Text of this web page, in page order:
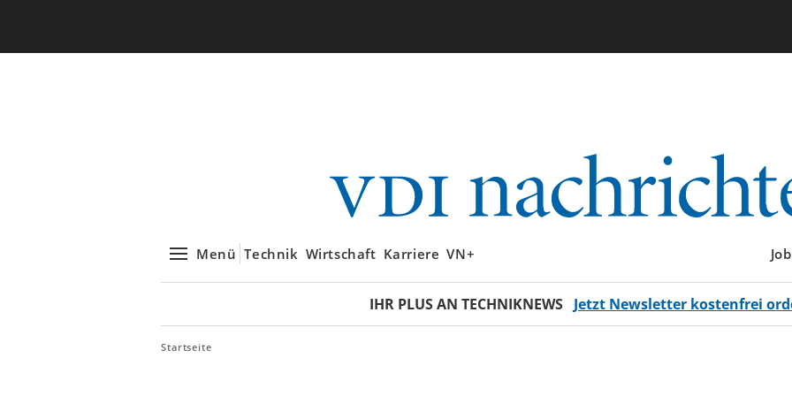
Menü Technik Wirtschaft Karriere VN+
IHR PLUS AN TECHNIKNEWS Jetzt Newsletter kostenfrei
Startseite